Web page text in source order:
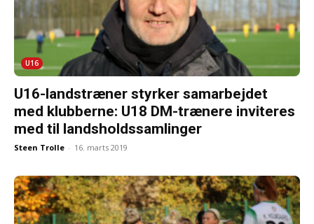
U16
U16-landstræner styrker samarbejdet
med klubberne: U18 DM-trænere inviteres
med til landsholdssamlinger
Steen Trolle - 16. marts 2019